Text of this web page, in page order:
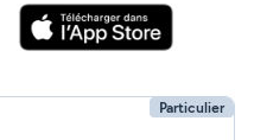
Particulier